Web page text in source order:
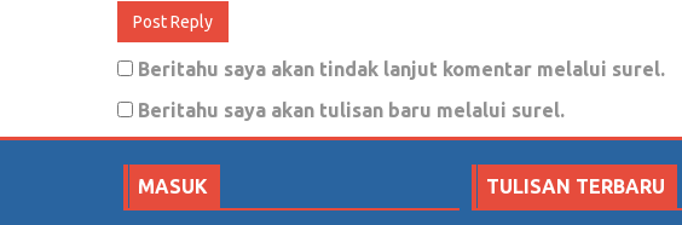
Beritahu saya akan tindak lanjut komentar melalui surel.
Beritahu saya akan tulisan baru melalui surel.
MASUK TULISAN TERBARU